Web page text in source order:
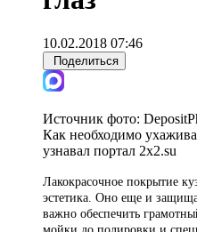
10.02.2018 07:46
Поделиться
Источник фото:
Как необходимо
узнавал портал 2x2.su
Лакокрасочное покрытие
эстетика. Оно еще и
важно обеспечить